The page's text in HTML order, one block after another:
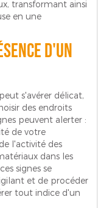
transformant ainsi
en une
d'un
s'avérer délicat,
des endroits
peuvent alerter :
de votre
l'activité des
dans les
signes se
et de procéder
tout indice d'un